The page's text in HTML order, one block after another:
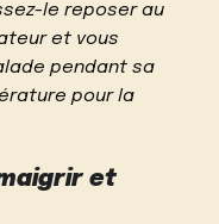
le reposer au
et vous
pendant sa
pour la
et